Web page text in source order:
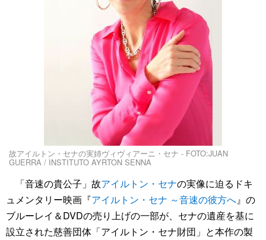
故アイルトン・セナの実姉ヴィヴィアーニ・セナ - FOTO:JUAN
GUERRA / INSTITUTO AYRTON SENNA
「音速の貴公子」故アイルトン・セナの実像に迫るドキ
ュメンタリー映画『アイルトン・セナ ～音速の彼方へ』の
ブルーレイ＆DVDの売り上げの一部が、セナの遺産を基に
設立された慈善団体「アイルトン・セナ財団」と本作の製